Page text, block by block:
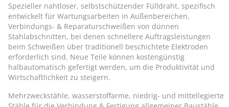
Spezieller nahtloser, selbstschützender Fülldraht, spezifisch
entwickelt für Wartungsarbeiten in Außenbereichen,
Verbindungs- & Reparaturschweißen von dünnen
Stahlabschnitten, bei denen schnellere Auftragsleistungen
beim Schweißen über traditionell beschichtete Elektroden
erforderlich sind. Neue Teile können kostengünstig
halbautomatisch gefertigt werden, um die Produktivität und
Wirtschaftlichkeit zu steigern.
Mehrzweckstähle, wasserstoffarme, niedrig- und mittellegierte